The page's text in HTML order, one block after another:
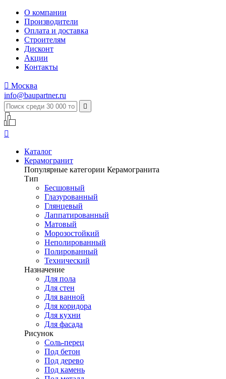
О компании
Производители
Оплата и доставка
Строителям
Дисконт
Акции
Контакты
 Москва
info@baupartner.ru


Каталог
Керамогранит
Популярные категории Керамогранита
Тип
Бесшовный
Глазурованный
Глянцевый
Лаппатированный
Матовый
Морозостойкий
Неполированный
Полированный
Технический
Назначение
Для пола
Для стен
Для ванной
Для коридора
Для кухни
Для фасада
Рисунок
Соль-перец
Под бетон
Под дерево
Под камень